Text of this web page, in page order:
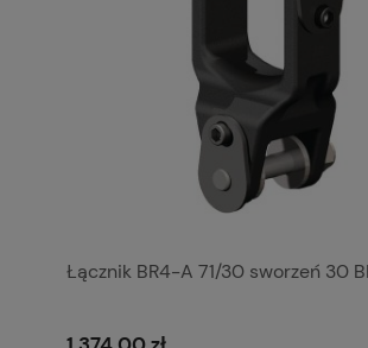
Łącznik BR4-A 71/30 sworzeń 30